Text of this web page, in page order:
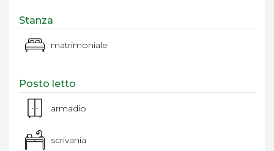
Stanza
matrimoniale
Posto letto
armadio
scrivania